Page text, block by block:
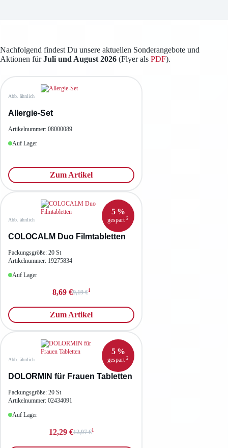
Nachfolgend findest Du unsere aktuellen Sonderangebote und
Aktionen fürJuli und August 2026 (Flyer als PDF).
Abb. ähnlich
Allergie-Set
Artikelnummer: 08000089
Auf Lager
Zum Artikel
Abb. ähnlich
5 %
gespart 2
COLOCALM Duo Filmtabletten
Packungsgröße: 20 St
Artikelnummer: 19275834
Auf Lager
8,69 €9,19 €1
Zum Artikel
Abb. ähnlich
5 %
gespart 2
DOLORMIN für Frauen Tabletten
Packungsgröße: 20 St
Artikelnummer: 02434091
Auf Lager
12,29 €12,97 €1